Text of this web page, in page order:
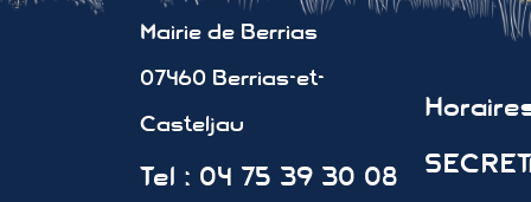
Mairie de Berrias
07460 Berrias-et-
Casteljau
Tel : 04 75 39 30 08